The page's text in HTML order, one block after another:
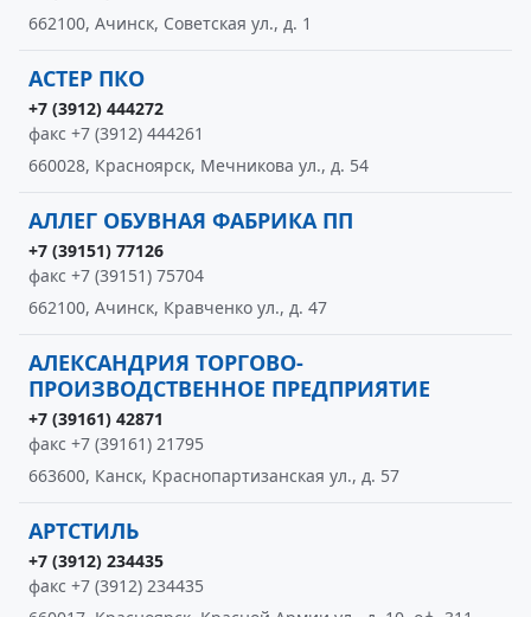
662100, Ачинск, Советская ул., д. 1
АСТЕР ПКО
+7 (3912) 444272
факс +7 (3912) 444261
660028, Красноярск, Мечникова ул., д. 54
АЛЛЕГ ОБУВНАЯ ФАБРИКА ПП
+7 (39151) 77126
факс +7 (39151) 75704
662100, Ачинск, Кравченко ул., д. 47
АЛЕКСАНДРИЯ ТОРГОВО-
ПРОИЗВОДСТВЕННОЕ ПРЕДПРИЯТИЕ
+7 (39161) 42871
факс +7 (39161) 21795
663600, Канск, Краснопартизанская ул., д. 57
АРТСТИЛЬ
+7 (3912) 234435
факс +7 (3912) 234435